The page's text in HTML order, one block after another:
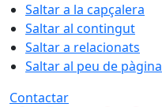
Saltar a la capçalera
Saltar al contingut
Saltar a relacionats
Saltar al peu de pàgina
Contactar